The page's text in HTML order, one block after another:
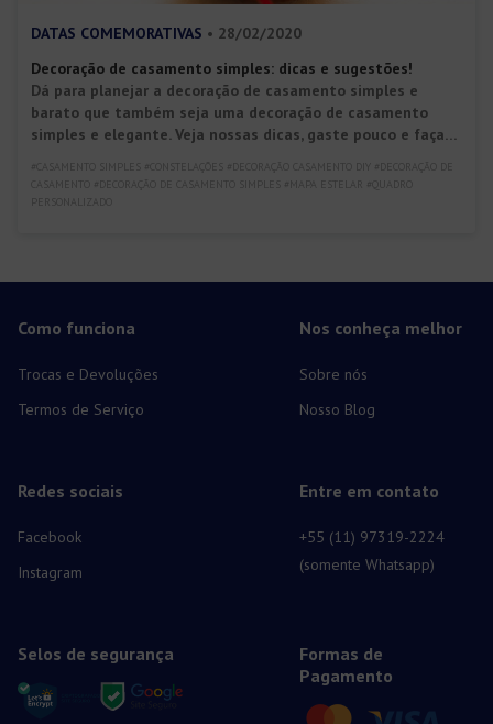
DATAS COMEMORATIVAS • 28/02/2020
Decoração de casamento simples: dicas e sugestões!
Dá para planejar a decoração de casamento simples e
barato que também seja uma decoração de casamento
simples e elegante. Veja nossas dicas, gaste pouco e faça
Como funciona
Trocas e Devoluções
Termos de Serviço
Nos conheça melhor
Sobre nós
Nosso Blog
Redes sociais
Facebook
Instagram
Entre em contato
+55 (11) 97319-2224
(somente Whatsapp)
Selos de segurança
Formas de
Pagamento